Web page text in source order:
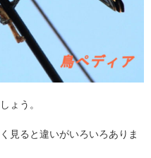
ょう。
見ると違いがいろいろありま